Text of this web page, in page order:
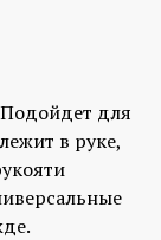
для
в руке,